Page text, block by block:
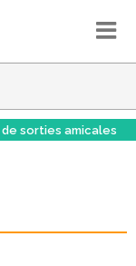
de sorties amicales